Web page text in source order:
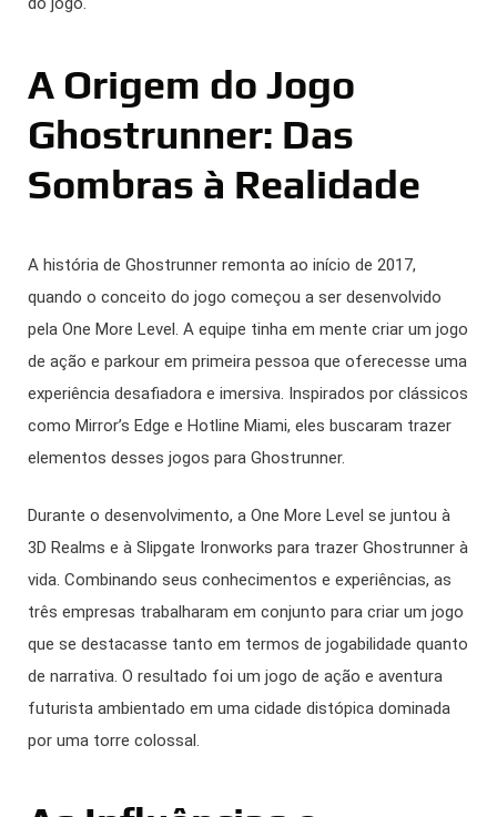
A Origem do Jogo
Ghostrunner: Das
Sombras à Realidade
A história de Ghostrunner remonta ao início de 2017,
quando o conceito do jogo começou a ser desenvolvido
pela One More Level. A equipe tinha em mente criar um jogo
de ação e parkour em primeira pessoa que oferecesse uma
experiência desafiadora e imersiva. Inspirados por clássicos
como Mirror’s Edge e Hotline Miami, eles buscaram trazer
elementos desses jogos para Ghostrunner.
Durante o desenvolvimento, a One More Level se juntou à
3D Realms e à Slipgate Ironworks para trazer Ghostrunner à
vida. Combinando seus conhecimentos e experiências, as
três empresas trabalharam em conjunto para criar um jogo
que se destacasse tanto em termos de jogabilidade quanto
de narrativa. O resultado foi um jogo de ação e aventura
futurista ambientado em uma cidade distópica dominada
por uma torre colossal.